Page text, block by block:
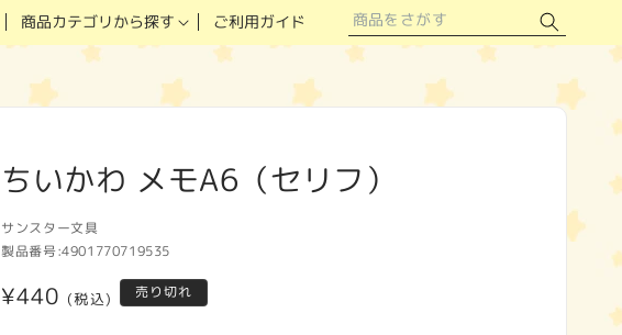
商品カテゴリから探す ご利用ガイド
ス
ト
ちいかわ メモA6（セリフ）
サンスター文具
製品番号:4901770719535
通
¥440 (税込) 売り切れ